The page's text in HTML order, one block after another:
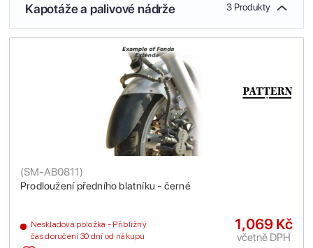
Kapotáže a palivové nádrže 3 Produkty
Prodloužení předního blatníku - černé
(SM-AB0811)
Neskladová položka - Přibližný
čas doručení 30 dní od nákupu
1,069 Kč
včetně DPH